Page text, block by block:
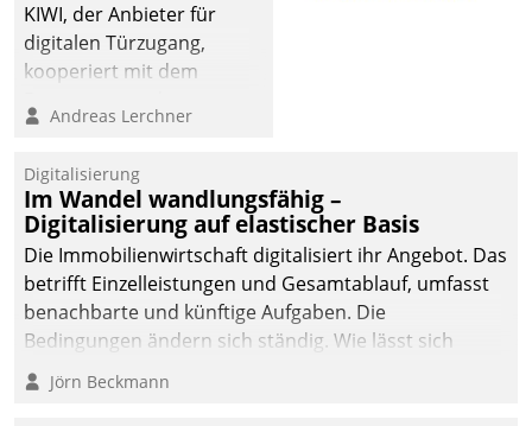
KIWI, der Anbieter für
digitalen Türzugang,
kooperiert mit dem
Softwareentwicklungshaus
Andreas Lerchner
Digitalisierung
Im Wandel wandlungsfähig –
Digitalisierung auf elastischer Basis
Die Immobilienwirtschaft digitalisiert ihr Angebot. Das
betrifft Einzelleistungen und Gesamtablauf, umfasst
benachbarte und künftige Aufgaben. Die
Bedingungen ändern sich ständig. Wie lässt sich
technisch die Kontrolle wahren und zugleich Freiraum
fürs Wachsen öffnen?
Jörn Beckmann